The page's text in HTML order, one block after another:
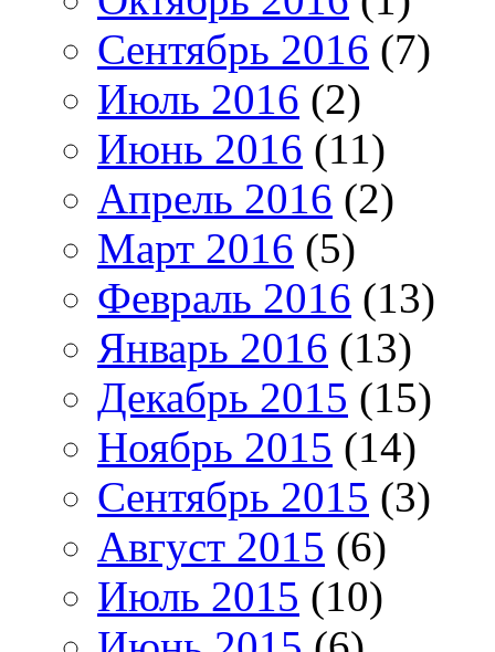
Сентябрь 2016 (7)
Июль 2016 (2)
Июнь 2016 (11)
Апрель 2016 (2)
Март 2016 (5)
Февраль 2016 (13)
Январь 2016 (13)
Декабрь 2015 (15)
Ноябрь 2015 (14)
Сентябрь 2015 (3)
Август 2015 (6)
Июль 2015 (10)